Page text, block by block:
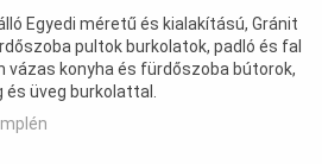
Egyedi méretű és kialakítású, Gránit
pultok burkolatok, padló és fal
vázas konyha és fürdőszoba bútorok,
üveg burkolattal.